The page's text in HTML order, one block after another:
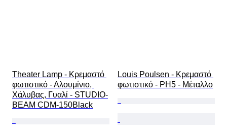
Theater Lamp - Κρεμαστό
φωτιστικό - Αλουμίνιο,
Χάλυβας, Γυαλί - STUDIO-
BEAM CDM-150Black
Louis Poulsen - Κρεμαστό
φωτιστικό - PH5 - Μέταλλο